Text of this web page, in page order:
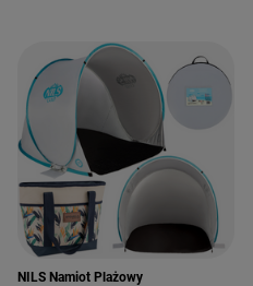
NILS Namiot Plażowy